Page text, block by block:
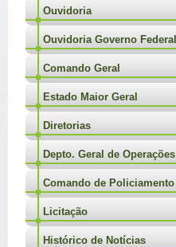
Ouvidoria
Ouvidoria Governo Federal
Comando Geral
Estado Maior Geral
Diretorias
Depto. Geral de Operações
Comando de Policiamento
Licitação
Histórico de Notícias